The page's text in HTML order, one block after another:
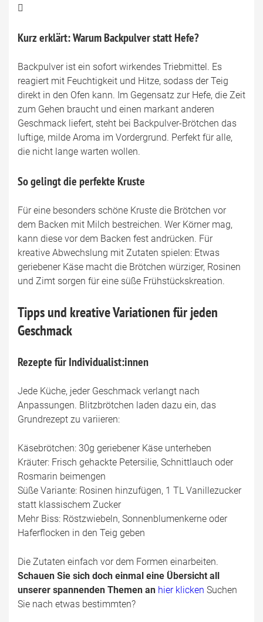
Kurz erklärt: Warum Backpulver statt Hefe?
Backpulver ist ein sofort wirkendes Triebmittel. Es
reagiert mit Feuchtigkeit und Hitze, sodass der Teig
direkt in den Ofen kann. Im Gegensatz zur Hefe, die Zeit
zum Gehen braucht und einen markant anderen
Geschmack liefert, steht bei Backpulver-Brötchen das
luftige, milde Aroma im Vordergrund. Perfekt für alle,
die nicht lange warten wollen.
So gelingt die perfekte Kruste
Für eine besonders schöne Kruste die Brötchen vor
dem Backen mit Milch bestreichen. Wer Körner mag,
kann diese vor dem Backen fest andrücken. Für
kreative Abwechslung mit Zutaten spielen: Etwas
geriebener Käse macht die Brötchen würziger, Rosinen
und Zimt sorgen für eine süße Frühstückskreation.
Tipps und kreative Variationen für jeden
Geschmack
Rezepte für Individualist:innen
Jede Küche, jeder Geschmack verlangt nach
Anpassungen. Blitzbrötchen laden dazu ein, das
Grundrezept zu variieren:
Käsebrötchen: 30g geriebener Käse unterheben
Kräuter: Frisch gehackte Petersilie, Schnittlauch oder
Rosmarin beimengen
Süße Variante: Rosinen hinzufügen, 1 TL Vanillezucker
statt klassischem Zucker
Mehr Biss: Röstzwiebeln, Sonnenblumenkerne oder
Haferflocken in den Teig geben
Die Zutaten einfach vor dem Formen einarbeiten.
Schauen Sie sich doch einmal eine Übersicht all
unserer spannenden Themen an hier klicken Suchen
Sie nach etwas bestimmten?